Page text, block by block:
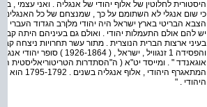
כי שום אנגלי לא השתומם על כך , שמנצחם של כל האנגלים
הצבא הבריטי בארץ ישראל היה יהודי מלןרב הגדוד העברי
יש להם אולם התעמלות יהודי . ואולם גם בעיניהם היתה
בעיני ארצות הברית הנוצרית . מתור עשר תחרויות ניצחה
והפסידה 1 זנגוויל , ישראל ,
המתאגרף
היהודי . "